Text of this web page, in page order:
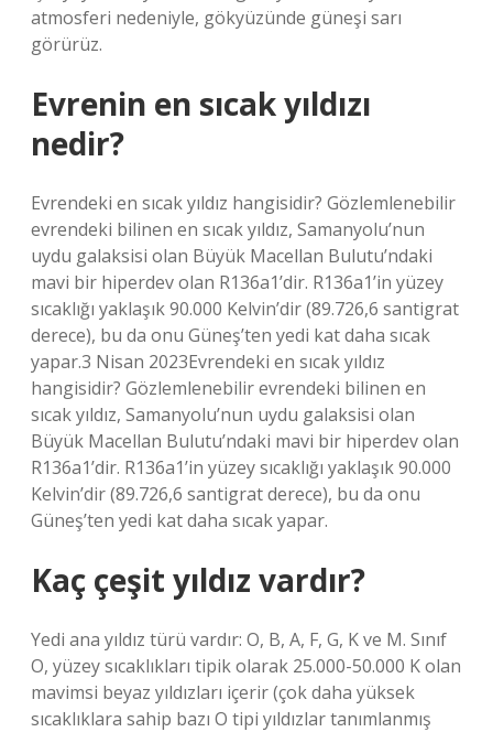
atmosferi nedeniyle, gökyüzünde güneşi sarı
görürüz.
Evrenin en sıcak yıldızı
nedir?
Evrendeki en sıcak yıldız hangisidir? Gözlemlenebilir
evrendeki bilinen en sıcak yıldız, Samanyolu’nun
uydu galaksisi olan Büyük Macellan Bulutu’ndaki
mavi bir hiperdev olan R136a1’dir. R136a1’in yüzey
sıcaklığı yaklaşık 90.000 Kelvin’dir (89.726,6 santigrat
derece), bu da onu Güneş’ten yedi kat daha sıcak
yapar.3 Nisan 2023Evrendeki en sıcak yıldız
hangisidir? Gözlemlenebilir evrendeki bilinen en
sıcak yıldız, Samanyolu’nun uydu galaksisi olan
Büyük Macellan Bulutu’ndaki mavi bir hiperdev olan
R136a1’dir. R136a1’in yüzey sıcaklığı yaklaşık 90.000
Kelvin’dir (89.726,6 santigrat derece), bu da onu
Güneş’ten yedi kat daha sıcak yapar.
Kaç çeşit yıldız vardır?
Yedi ana yıldız türü vardır: O, B, A, F, G, K ve M. Sınıf
O, yüzey sıcaklıkları tipik olarak 25.000-50.000 K olan
mavimsi beyaz yıldızları içerir (çok daha yüksek
sıcaklıklara sahip bazı O tipi yıldızlar tanımlanmış